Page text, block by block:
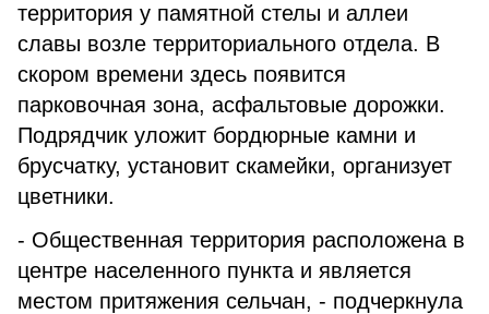
территория у памятной стелы и аллеи
славы возле территориального отдела. В
скором времени здесь появится
парковочная зона, асфальтовые дорожки.
Подрядчик уложит бордюрные камни и
брусчатку, установит скамейки, организует
цветники.
- Общественная территория расположена в
центре населенного пункта и является
местом притяжения сельчан, - подчеркнула